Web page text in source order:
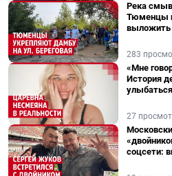
Река
Тюменцы
выложить
283
«Мне
История
27
соцсети: